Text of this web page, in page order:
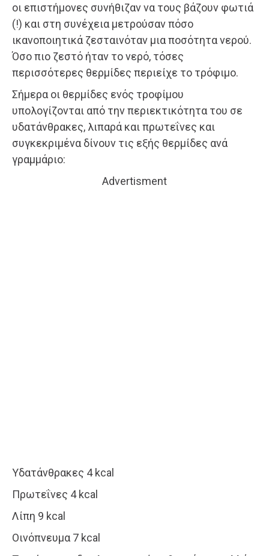
οι επιστήμονες συνήθιζαν να τους βάζουν φωτιά
(!) και στη συνέχεια μετρούσαν πόσο
ικανοποιητικά ζεσταινόταν μια ποσότητα νερού.
Όσο πιο ζεστό ήταν το νερό, τόσες
περισσότερες θερμίδες περιείχε το τρόφιμο.
Σήμερα οι θερμίδες ενός τροφίμου
υπολογίζονται από την περιεκτικότητα του σε
υδατάνθρακες, λιπαρά και πρωτεΐνες και
συγκεκριμένα δίνουν τις εξής θερμίδες ανά
γραμμάριο:
Advertisment
Υδατάνθρακες 4 kcal
Πρωτεΐνες 4 kcal
Λίπη 9 kcal
Οινόπνευμα 7 kcal